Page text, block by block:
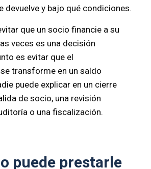
devuelve y bajo qué condiciones.
que un socio financie a su
veces es una decisión
es evitar que el
transforme en un saldo
puede explicar en un cierre
de socio, una revisión
o una fiscalización.
puede prestarle